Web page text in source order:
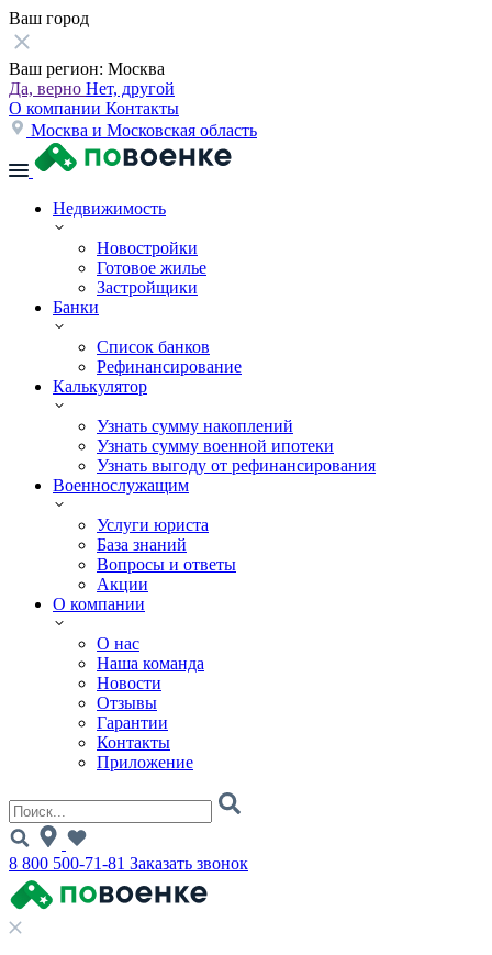
Ваш город
Ваш регион: Москва
Да, верно Нет, другой
О компании Контакты
Москва и Московская область
Недвижимость
Новостройки
Готовое жилье
Застройщики
Банки
Список банков
Рефинансирование
Калькулятор
Узнать сумму накоплений
Узнать сумму военной ипотеки
Узнать выгоду от рефинансирования
Военнослужащим
Услуги юриста
База знаний
Вопросы и ответы
Акции
О компании
О нас
Наша команда
Новости
Отзывы
Гарантии
Контакты
Приложение
8 800 500-71-81 Заказать звонок